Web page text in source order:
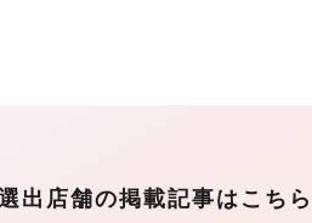
出店舗の掲載記事はこちら